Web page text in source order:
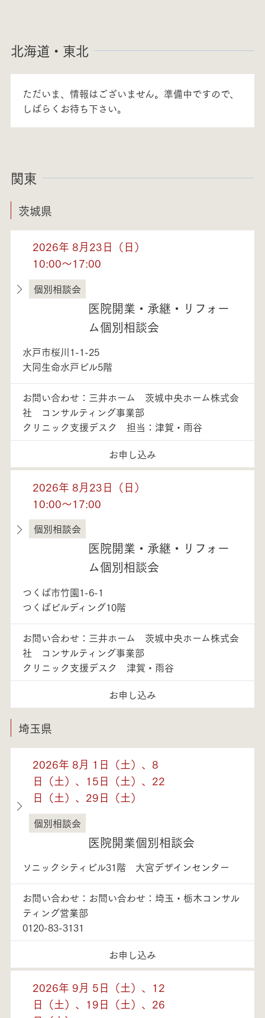
北海道・東北
ただいま、情報はございません。準備中ですので、
しばらくお待ち下さい。
関東
茨城県
2026年 8月23日（日）
10:00～17:00
茨城県
個別相談会
医院開業・承継・リフォー
ム個別相談会
水戸市桜川1-1-25
大同生命水戸ビル5階
お問い合わせ：三井ホーム 茨城中央ホーム株式会
社 コンサルティング事業部
クリニック支援デスク 担当：津賀・雨谷
お申し込み
2026年 8月23日（日）
10:00～17:00
茨城県
個別相談会
医院開業・承継・リフォー
ム個別相談会
つくば市竹園1-6-1
つくばビルディング10階
お問い合わせ：三井ホーム 茨城中央ホーム株式会
社 コンサルティング事業部
クリニック支援デスク 津賀・雨谷
お申し込み
埼玉県
2026年 8月 1日（土）、8
日（土）、15日（土）、22
日（土）、29日（土）
埼玉県
個別相談会
医院開業個別相談会
ソニックシティビル31階 大宮デザインセンター
お問い合わせ：お問い合わせ：埼玉・栃木コンサル
ティング営業部
0120-83-3131
お申し込み
2026年 9月 5日（土）、12
日（土）、19日（土）、26